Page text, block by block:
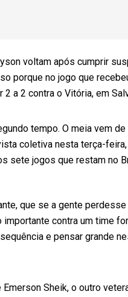
voltam após cumprir
porque no jogo que
a 2 contra o Vitória, em
tempo. O meia vem
coletiva nesta terça-
sete jogos que restam no
que se a gente
contra um time
e pensar grande
Sheik, o outro